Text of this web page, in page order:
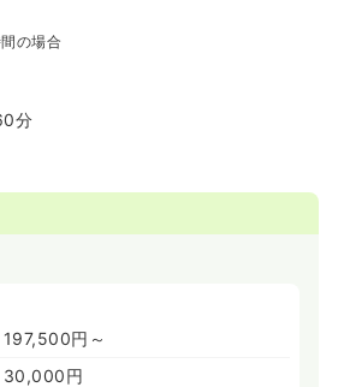
の場合
分
197,500円～
30,000円